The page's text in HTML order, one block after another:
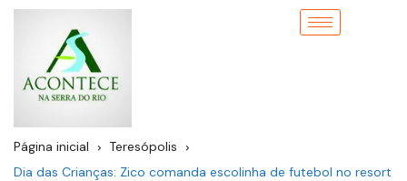
Página inicial
Teresópolis
Dia das Crianças: Zico comanda escolinha de futebol no resort